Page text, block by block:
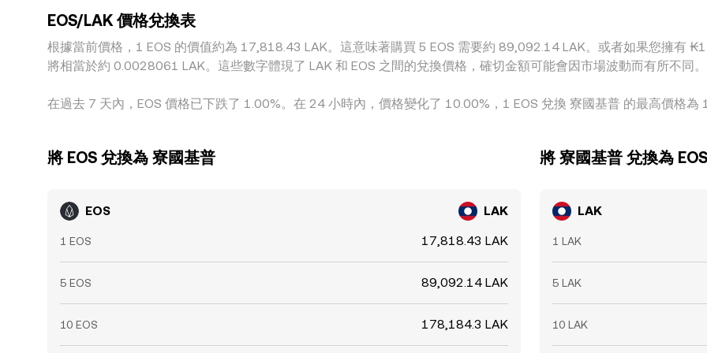
EOS/LAK 價格兌換表
根據當前價格，1 EOS 的價值約為 17,818.43 LAK。這意味著購買 5 EOS 需要約 89,092.14 LAK。或者如果您擁有
將相當於約 0.0028061 LAK。這些數字體現了 LAK 和 EOS 之間的兌換價格，確切金額可能會因市場波動而有所不同。
在過去 7 天內，EOS 價格已下跌了 1.00%。在 24 小時內，價格變化了 10.00%，1 EOS 兌換 寮國基普 的最高價格
將 EOS 兌換為 寮國基普
EOS LAK
1 EOS 17,818.43 LAK
5 EOS 89,092.14 LAK
10 EOS 178,184.3 LAK
將 寮國基普 兌換為 EOS
LAK
1 LAK
5 LAK
10 LAK